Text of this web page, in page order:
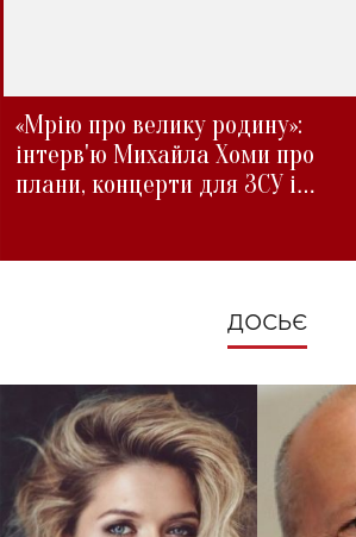
«Мрію про велику родину»:
інтерв'ю Михайла Хоми про
плани, концерти для ЗСУ і
ДОСЬЄ